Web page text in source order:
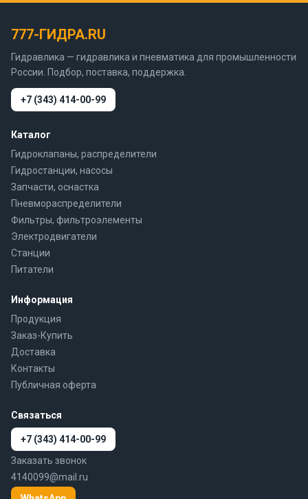
777-ГИДРА.RU
Гидравлика — гидравлика и пневматика для промышленности
России. Подбор, поставка, поддержка.
+7 (343) 414-00-99
Каталог
Гидроклапаны, распределители
Гидростанции, насосы
Запчасти, оснастка
Пневмораспределители
Фильтры, фильтроэлементы
Электродвигатели
Станции
Питатели
Информация
Продукция
Заказ-Купить
Доставка
Контакты
Публичная оферта
Связаться
+7 (343) 414-00-99
Заказать звонок
4140099@mail.ru